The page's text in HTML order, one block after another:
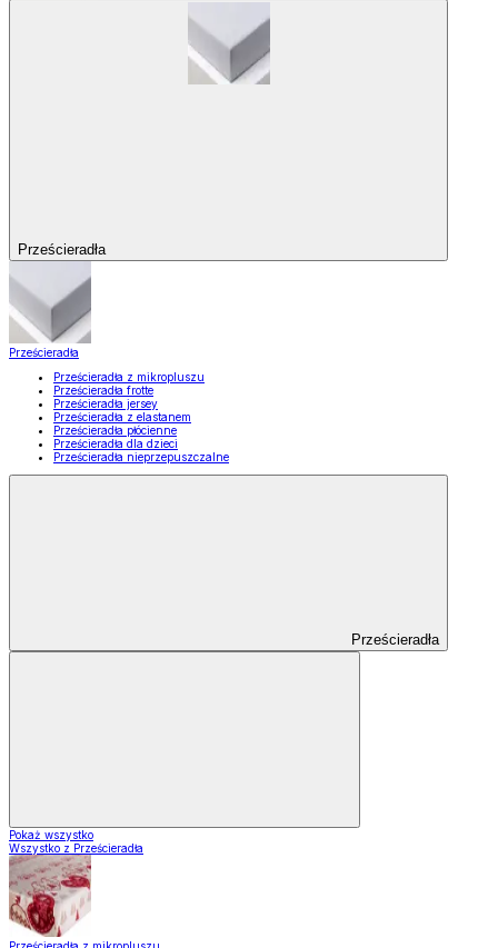
Prześcieradła
Prześcieradła
Prześcieradła z mikropluszu
Prześcieradła frotte
Prześcieradła jersey
Prześcieradła z elastanem
Prześcieradła płócienne
Prześcieradła dla dzieci
Prześcieradła nieprzepuszczalne
Prześcieradła
Pokaż wszystko
Wszystko z Prześcieradła